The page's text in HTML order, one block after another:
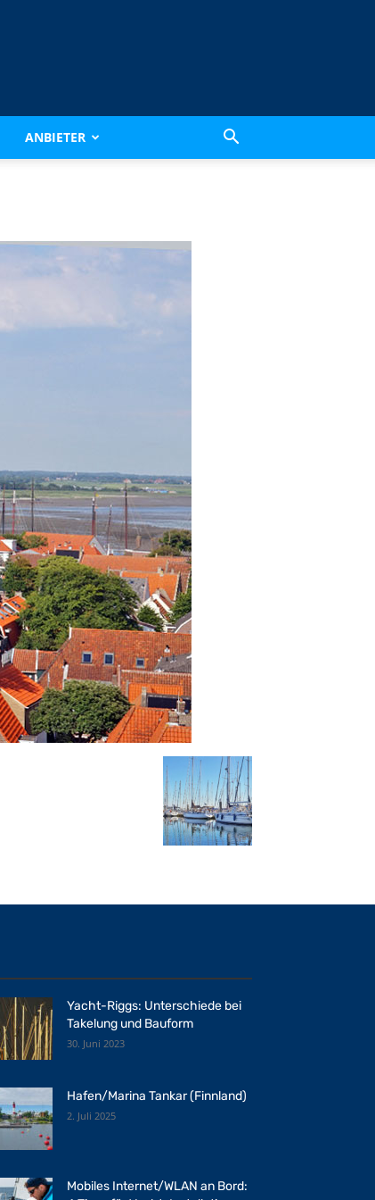
ANBIETER
Yacht-Riggs: Unterschiede bei
Takelung und Bauform
30. Juni 2023
Hafen/Marina Tankar (Finnland)
2. Juli 2025
Mobiles Internet/WLAN an Bord: